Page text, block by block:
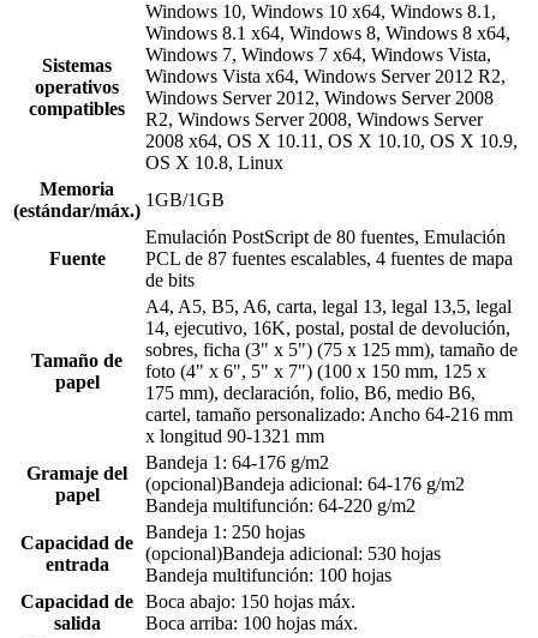
Sistemas
operativos
compatibles
Windows 10, Windows 10 x64, Windows 8.1,
Windows 8.1 x64, Windows 8, Windows 8 x64,
Windows 7, Windows 7 x64, Windows Vista,
Windows Vista x64, Windows Server 2012 R2,
Windows Server 2012, Windows Server 2008
R2, Windows Server 2008, Windows Server
2008 x64, OS X 10.11, OS X 10.10, OS X 10.9,
OS X 10.8, Linux
Memoria
(estándar/máx.)
1GB/1GB
Fuente
Emulación PostScript de 80 fuentes, Emulación
PCL de 87 fuentes escalables, 4 fuentes de mapa
de bits
Tamaño de
papel
A4, A5, B5, A6, carta, legal 13, legal 13,5, legal
14, ejecutivo, 16K, postal, postal de devolución,
sobres, ficha (3" x 5") (75 x 125 mm), tamaño de
foto (4" x 6", 5" x 7") (100 x 150 mm, 125 x
175 mm), declaración, folio, B6, medio B6,
cartel, tamaño personalizado: Ancho 64-216 mm
x longitud 90-1321 mm
Gramaje del
papel
Bandeja 1: 64-176 g/m2
(opcional)Bandeja adicional: 64-176 g/m2
Bandeja multifunción: 64-220 g/m2
Capacidad de
entrada
Bandeja 1: 250 hojas
(opcional)Bandeja adicional: 530 hojas
Bandeja multifunción: 100 hojas
Capacidad de
salida
Boca abajo: 150 hojas máx.
Boca arriba: 100 hojas máx.